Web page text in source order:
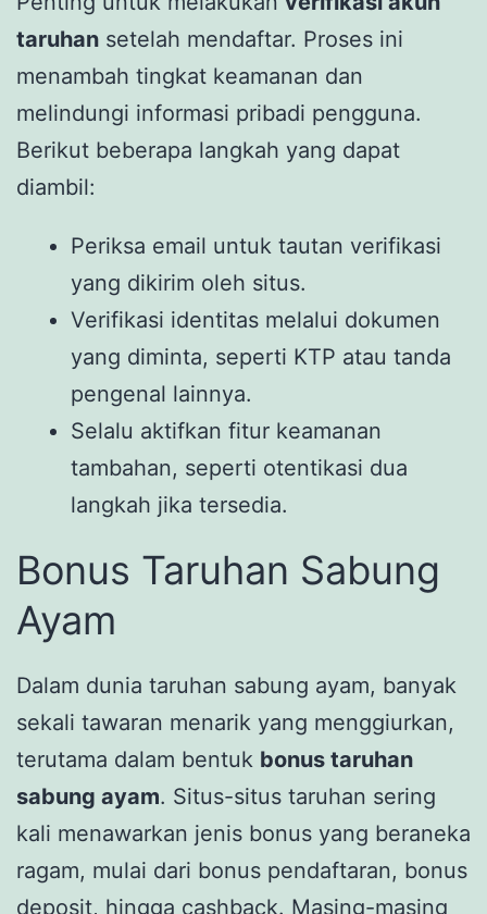
taruhan setelah mendaftar. Proses ini
menambah tingkat keamanan dan
melindungi informasi pribadi pengguna.
Berikut beberapa langkah yang dapat
diambil:
Periksa email untuk tautan verifikasi
yang dikirim oleh situs.
Verifikasi identitas melalui dokumen
yang diminta, seperti KTP atau tanda
pengenal lainnya.
Selalu aktifkan fitur keamanan
tambahan, seperti otentikasi dua
langkah jika tersedia.
Bonus Taruhan Sabung
Ayam
Dalam dunia taruhan sabung ayam, banyak
sekali tawaran menarik yang menggiurkan,
terutama dalam bentuk bonus taruhan
sabung ayam. Situs-situs taruhan sering
kali menawarkan jenis bonus yang beraneka
ragam, mulai dari bonus pendaftaran, bonus
deposit, hingga cashback. Masing-masing